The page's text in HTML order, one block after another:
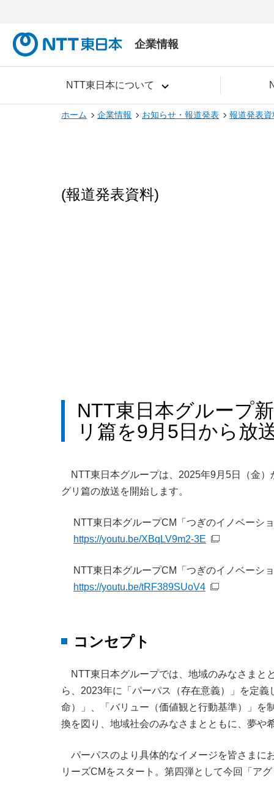
企業情報
NTT東日本について
ホーム 企業情報 お知らせ・報道発表 報道発表資
(報道発表資料)
NTT東日本グループ
リ篇を9月5日から放
NTT東日本グループは、2025年9月5日（金
グリ篇の放送を開始します。
NTT東日本グループCM「つぎのイノベーシ
https://youtu.be/XBqLV9m2-3E
NTT東日本グループCM「つぎのイノベーシ
https://youtu.be/tRF389SUoV4
コンセプト
NTT東日本グループでは、地域のみなさまと
ら、2023年に「パーパス（存在意義）」を定
命）」、「バリュー（価値観と行動基準）」を
換を図り、地域社会のみなさまとともに、夢や
パーパスのより具体的なイメージを皆さまに
リーズCMをスタート。第四弾として今回「ア